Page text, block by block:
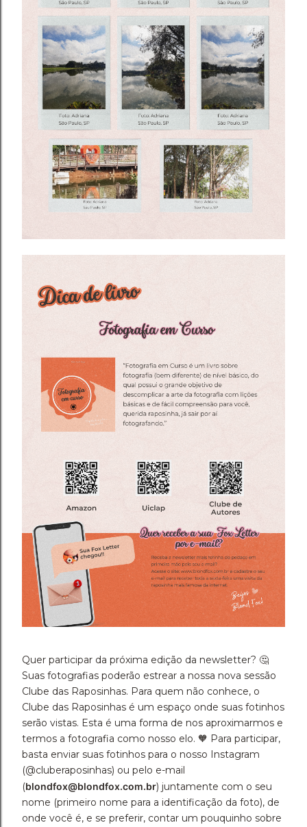
Quer participar da próxima edição da newsletter? 🤔
Suas fotografias poderão estrear a nossa nova sessão
Clube das Raposinhas. Para quem não conhece, o
Clube das Raposinhas é um espaço onde suas fotinhos
serão vistas. Esta é uma forma de nos aproximarmos e
termos a fotografia como nosso elo. 🧡 Para participar,
basta enviar suas fotinhos para o nosso Instagram
(@cluberaposinhas) ou pelo e-mail
(blondfox@blondfox.com.br) juntamente com o seu
nome (primeiro nome para a identificação da foto), de
onde você é, e se preferir, contar um pouquinho sobre